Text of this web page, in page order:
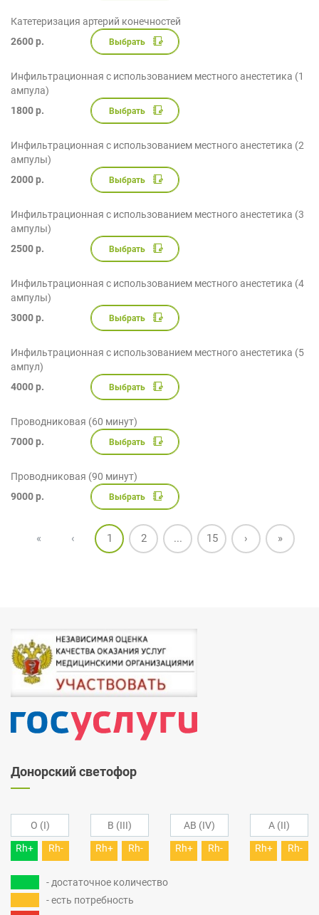
Катетеризация артерий конечностей
2600 р.
Выбрать
Инфильтрационная с использованием местного анестетика (1
ампула)
1800 р.
Выбрать
Инфильтрационная с использованием местного анестетика (2
ампулы)
2000 р.
Выбрать
Инфильтрационная с использованием местного анестетика (3
ампулы)
2500 р.
Выбрать
Инфильтрационная с использованием местного анестетика (4
ампулы)
3000 р.
Выбрать
Инфильтрационная с использованием местного анестетика (5
ампул)
4000 р.
Выбрать
Проводниковая (60 минут)
7000 р.
Выбрать
Проводниковая (90 минут)
9000 р.
Выбрать
« ‹ 1 2 ... 15 › »
Донорский светофор
O (I)
Rh+
Rh-
B (III)
Rh+
Rh-
AB (IV)
Rh+
Rh-
A (II)
Rh+
Rh-
- достаточное количество
- есть потребность